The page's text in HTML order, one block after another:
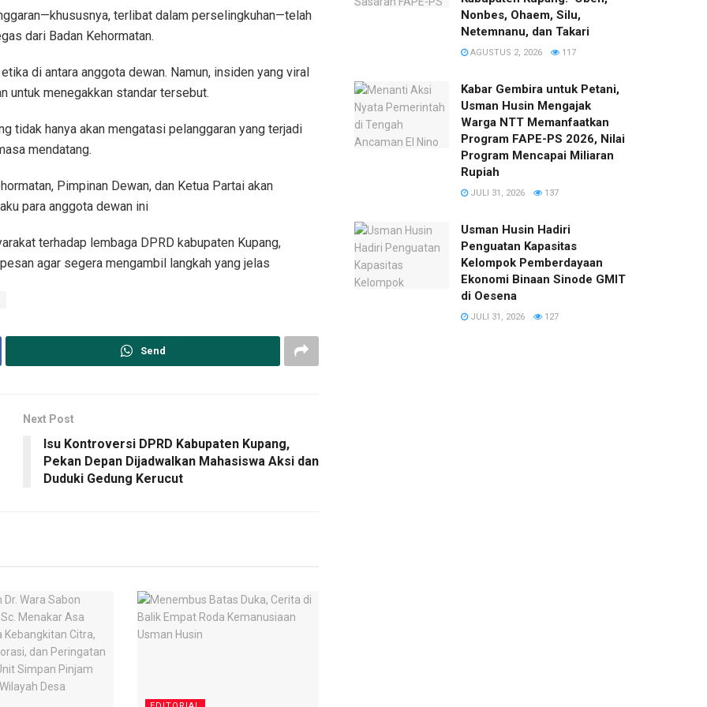
terlibat dalam perselingkuhan—telah
dari Badan Kehormatan.
di antara anggota dewan. Namun, insiden yang viral
untuk menegakkan standar tersebut.
tidak hanya akan mengatasi pelanggaran yang terjadi
mendatang.
Pimpinan Dewan, dan Ketua Partai akan
para anggota dewan ini
terhadap lembaga DPRD kabupaten Kupang,
agar segera mengambil langkah yang jelas
Send
Next Post
Isu Kontroversi DPRD Kabupaten Kupang,
Pekan Depan Dijadwalkan Mahasiswa Aksi dan
Duduki Gedung Kerucut
Nonbes, Ohaem, Silu,
Netemnanu, dan Takari
AGUSTUS 2, 2026 117
Kabar Gembira untuk Petani,
Usman Husin Mengajak
Warga NTT Memanfaatkan
Program FAPE-PS 2026, Nilai
Program Mencapai Miliaran
Rupiah
JULI 31, 2026 137
​Usman Husin Hadiri
Penguatan Kapasitas
Kelompok Pemberdayaan
Ekonomi Binaan Sinode GMIT
di Oesena
JULI 31, 2026 127